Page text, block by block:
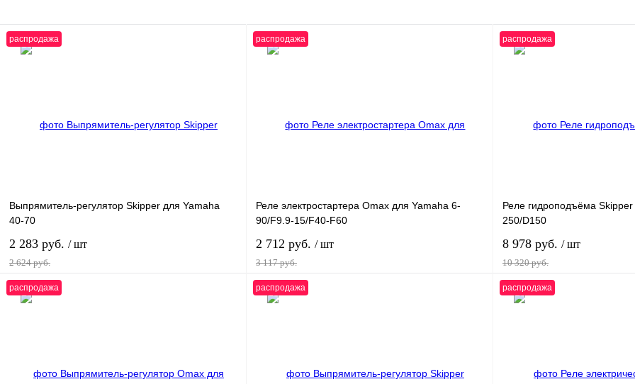
распродажа
Выпрямитель-регулятор Skipper для Yamaha
40-70
2 283 руб. / шт
2 624 руб.
наличии
распродажа
Реле электростартера Omax для Yamaha 6-
90/F9.9-15/F40-F60
2 712 руб. / шт
3 117 руб.
наличии
распродажа
Реле гидроподъёма
250/D150
8 978 руб. / шт
10 320 руб.
распродажа распродажа распродажа